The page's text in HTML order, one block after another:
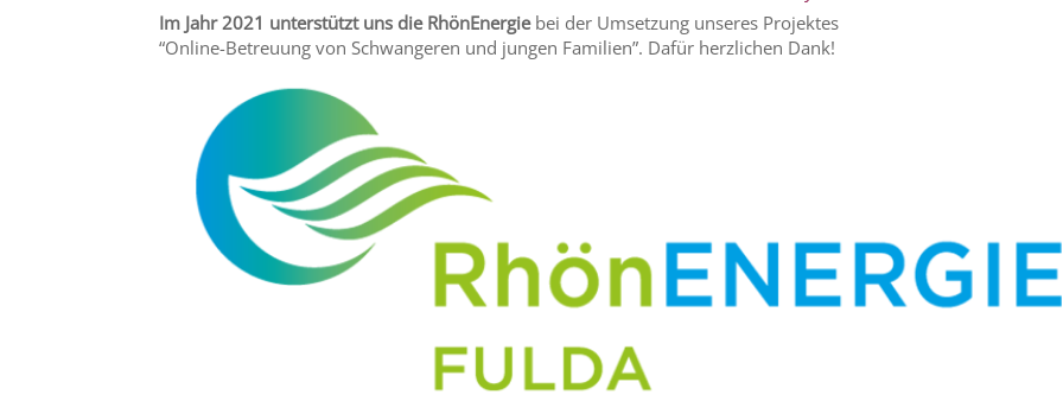
Im Jahr 2021 unterstützt uns die RhönEnergiebei der Umsetzung unseres Projektes
“Online-Betreuung von Schwangeren und jungen Familien”. Dafür herzlichen Dank!